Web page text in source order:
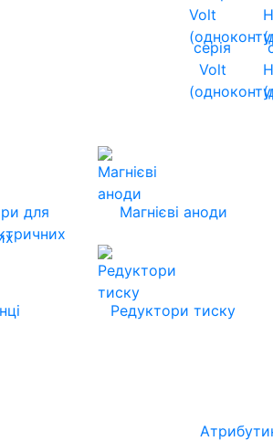
серія
Volt
для
Магнієві аноди
Редуктори тиску